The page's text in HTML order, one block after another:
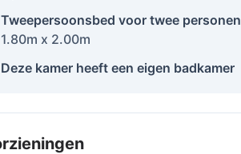
Tweepersoonsbed voor twee personen
1.80m x 2.00m
Deze kamer heeft een eigen badkamer